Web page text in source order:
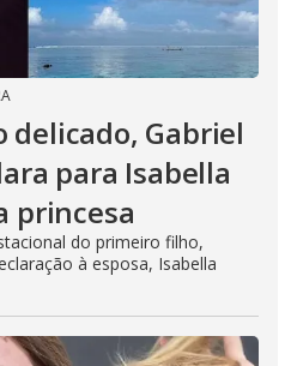
delicado, Gabriel
para Isabella
princesa
do primeiro filho,
à esposa, Isabella